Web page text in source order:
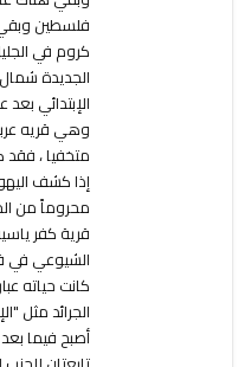
فلسطين
كروم في
الجديدة
الإبتدائي
وهي قريه
متخفيا ،
إذا كشف
محروماً من
قرية كفر
الشيوعي في
كانت حياته
الجرائد مثل
أصبح فيما